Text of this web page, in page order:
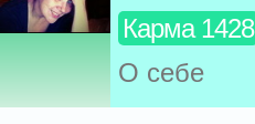
Карма 1428
О себе